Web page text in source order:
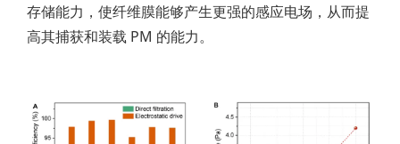
存储能力，使纤维膜能够产生更强的感应电场，从而提
高其捕获和装载 PM 的能力。